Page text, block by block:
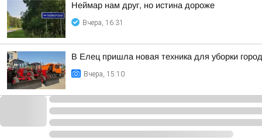
Неймар нам друг, но истина дороже
Вчера, 16:31
В Елец пришла новая техника для уборки
Вчера, 15:10